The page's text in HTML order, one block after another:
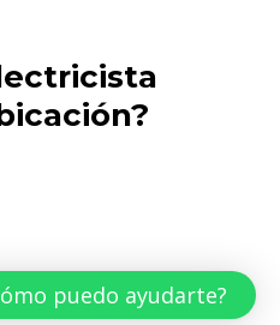
Web
puedo ayudarte?